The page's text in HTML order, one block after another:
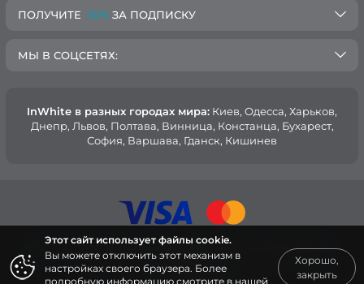
ПОЛУЧИТЕ -10% ЗА ПОДПИСКУ
МЫ В СОЦСЕТЯХ:
InWhite в разных городах мира: Киев, Oдесса, Харьков,
Днепр, Львов, Полтава, Винница, Констанца, Бухарест,
София, Варшава, Гданск, Кишинев
© 2015 — 2026, Интернет-магазин медицинской одежды
InWhite.
Этот сайт использует файлы cookie.
Вы можете отключить этот механизм в
настройках своего браузера. Более
подробную информацию смотрите в нашей
Хорошо,
закрыть